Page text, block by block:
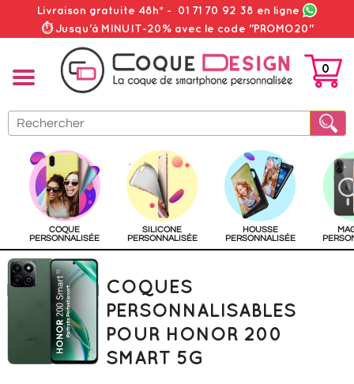
Livraison gratuite 48h* - 01 71 70 92 38 en ligne
⏱ Jusqu'à MINUIT-20% avec le code "PROMO20"
PANIER
0
COQUE
PERSONNALISÉE
SILICONE
PERSONNALISÉE
HOUSSE
PERSONNALISÉE
COQUES
PERSONNALISABLES
POUR HONOR 200
SMART 5G